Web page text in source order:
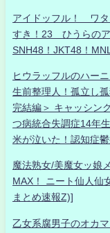
アイドッフル！ ワ
すき！23 ひうらの
SNH48！JKT48！
ヒウラッフルのハー
生前整理人！孤立し
完結編＞ キャッシン
つ病統合失調症14年
米が泣いた！認知症
魔法熟女/美魔女ッ娘
MAX！ ニート仙人仙
まとめ速報Z)]
乙女系腐男子のオカ